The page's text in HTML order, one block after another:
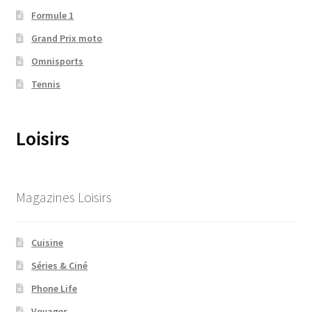
Formule 1
Grand Prix moto
Omnisports
Tennis
Loisirs
Magazines Loisirs
Cuisine
Séries & Ciné
Phone Life